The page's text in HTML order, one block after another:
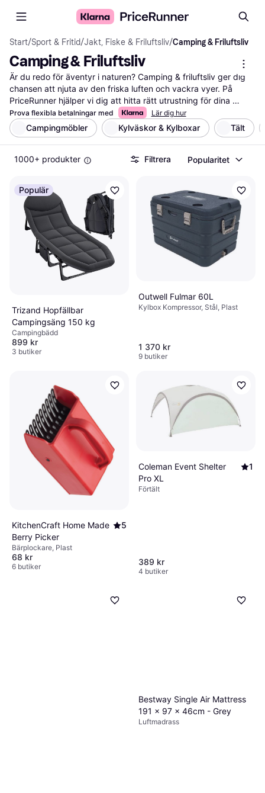
Start/Sport & Fritid/Jakt, Fiske & Friluftsliv/Camping & Friluftsliv
Camping & Friluftsliv
Är du redo för äventyr i naturen? Camping & friluftsliv ger dig
chansen att njuta av den friska luften och vackra vyer. På
PriceRunner hjälper vi dig att hitta rätt utrustning för dina
utomhusaktiviteter. Vi listar allt från tält och sovsäckar till
stormkök och ryggsäckar. Med våra användbara filter kan du
enkelt sortera produkter efter funktioner, pris eller
användarrecensioner. Det gör det lättare för dig att hitta det
som passar dina behov och din budget. Du kan också läsa vad
friluftsentusiast, guidar vi dig till de bästa erbjudandena och
hjälper dig att göra rätt val. Börja här för att hitta din utrustning
för camping och friluftsliv och ge dig ut på ditt nästa äventyr!
Mer om camping & friluftsliv »
Prova flexibla betalningar med Lär dig hur
Campingmöbler Kylväskor & Kylboxar Tält
1000+ produkter Filtrera Popularitet
Populär
Trizand Hopfällbar
Campingsäng 150 kg
Campingbädd
899 kr
3 butiker
Outwell Fulmar 60L
Kylbox Kompressor, Stål, Plast
1 370 kr
9 butiker
KitchenCraft Home Made
Berry Picker
5
Bärplockare, Plast
68 kr
6 butiker
Coleman Event Shelter
Pro XL
1
Förtält
389 kr
4 butiker
Bestway Single Air Mattress
191 x 97 x 46cm - Grey
Luftmadrass